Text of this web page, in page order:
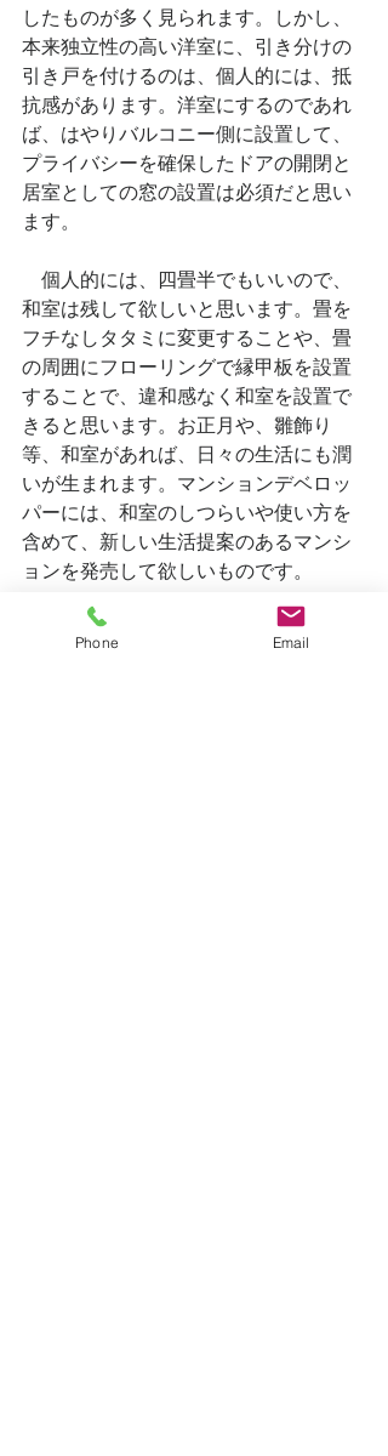
したものが多く見られます。しかし、
本来独立性の高い洋室に、引き分けの
引き戸を付けるのは、個人的には、抵
抗感があります。洋室にするのであれ
ば、はやりバルコニー側に設置して、
プライバシーを確保したドアの開閉と
居室としての窓の設置は必須だと思い
ます。
個人的には、四畳半でもいいので、
和室は残して欲しいと思います。畳を
フチなしタタミに変更することや、畳
の周囲にフローリングで縁甲板を設置
することで、違和感なく和室を設置で
きると思います。お正月や、雛飾り
等、和室があれば、日々の生活にも潤
いが生まれます。マンションデベロッ
パーには、和室のしつらいや使い方を
含めて、新しい生活提案のあるマンシ
ョンを発売して欲しいものです。
Phone Email